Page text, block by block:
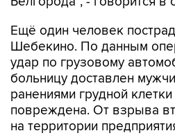
Ещё один человек
Шебекино. По данным
удар по грузовому
больницу доставлен
ранениями грудной
повреждена. От взрыва
на территории